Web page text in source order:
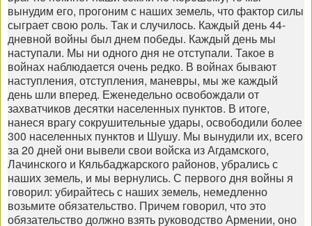
вынудим его, прогоним с наших земель, что фактор силы
сыграет свою роль. Так и случилось. Каждый день 44-
дневной войны был днем победы. Каждый день мы
наступали. Мы ни одного дня не отступали. Такое в
войнах наблюдается очень редко. В войнах бывают
наступления, отступления, маневры, мы же каждый
день шли вперед. Еженедельно освобождали от
захватчиков десятки населенных пунктов. В итоге,
нанеся врагу сокрушительные удары, освободили более
300 населенных пунктов и Шушу. Мы вынудили их, всего
за 20 дней они вывели свои войска из Агдамского,
Лачинского и Кяльбаджарского районов, убрались с
наших земель, и мы вернулись. С первого дня войны я
говорил: убирайтесь с наших земель, немедленно
возьмите обязательство. Причем говорил, что это
обязательство должно взять руководство Армении, оно